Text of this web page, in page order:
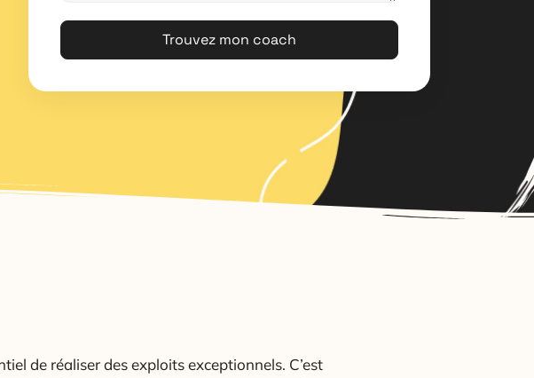
Trouvez mon coach
de réaliser des exploits exceptionnels. C’est